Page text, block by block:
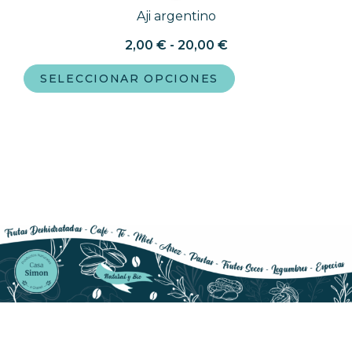
Aji argentino
2,00 € - 20,00 €
SELECCIONAR OPCIONES